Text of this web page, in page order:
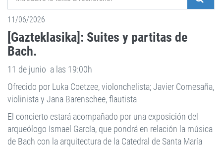
11/06/2026
[Gazteklasika]: Suites y partitas de
Bach.
11 de junio a las 19:00h
Ofrecido por Luka Coetzee, violonchelista; Javier Comesaña,
violinista y Jana Barenschee, flautista
El concierto estará acompañado por una exposición del
arqueólogo Ismael García, que pondrá en relación la música
de Bach con la arquitectura de la Catedral de Santa María